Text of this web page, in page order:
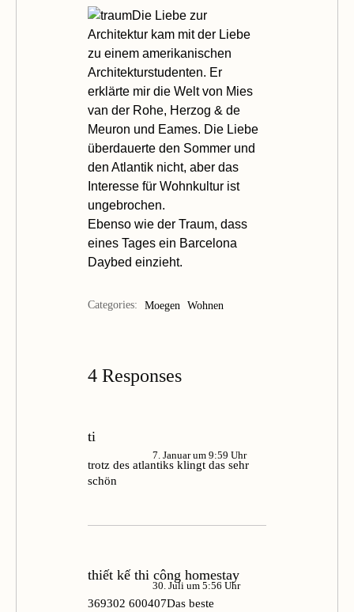
Die Liebe zur
Architektur kam mit der Liebe
zu einem amerikanischen
Architekturstudenten. Er
erklärte mir die Welt von Mies
van der Rohe, Herzog & de
Meuron und Eames. Die Liebe
überdauerte den Sommer und
den Atlantik nicht, aber das
Interesse für Wohnkultur ist
ungebrochen.
Ebenso wie der Traum, dass
eines Tages ein Barcelona
Daybed einzieht.
Categories: Moegen Wohnen
4 Responses
ti
7. Januar um 9:59 Uhr
trotz des atlantiks klingt das sehr
schön
thiết kế thi công homestay
30. Juli um 5:56 Uhr
369302 600407Das beste